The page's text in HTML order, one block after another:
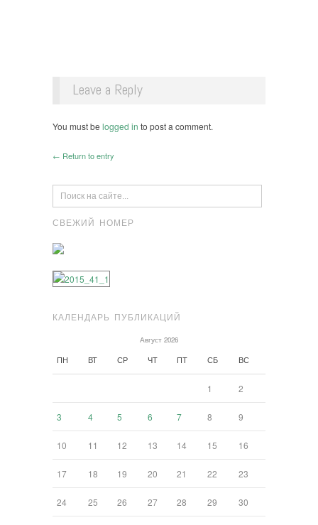
Leave a Reply
You must be logged in to post a comment.
← Return to entry
СВЕЖИЙ НОМЕР
КАЛЕНДАРЬ ПУБЛИКАЦИЙ
Август 2026
ПН ВТ СР ЧТ ПТ СБ ВС
1 2
3 4 5 6 7 8 9
10 11 12 13 14 15 16
17 18 19 20 21 22 23
24 25 26 27 28 29 30